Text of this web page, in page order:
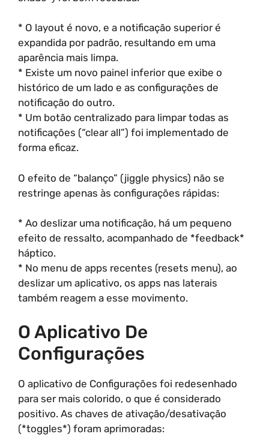
* O layout é novo, e a notificação superior é
expandida por padrão, resultando em uma
aparência mais limpa.
* Existe um novo painel inferior que exibe o
histórico de um lado e as configurações de
notificação do outro.
* Um botão centralizado para limpar todas as
notificações (“clear all”) foi implementado de
forma eficaz.
O efeito de “balanço” (jiggle physics) não se
restringe apenas às configurações rápidas:
* Ao deslizar uma notificação, há um pequeno
efeito de ressalto, acompanhado de *feedback*
háptico.
* No menu de apps recentes (resets menu), ao
deslizar um aplicativo, os apps nas laterais
também reagem a esse movimento.
O Aplicativo De
Configurações
O aplicativo de Configurações foi redesenhado
para ser mais colorido, o que é considerado
positivo. As chaves de ativação/desativação
(*toggles*) foram aprimoradas: